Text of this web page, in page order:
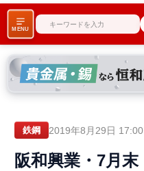
MENU
鉄鋼 2019年8月29日 17:00
阪和興業・7月